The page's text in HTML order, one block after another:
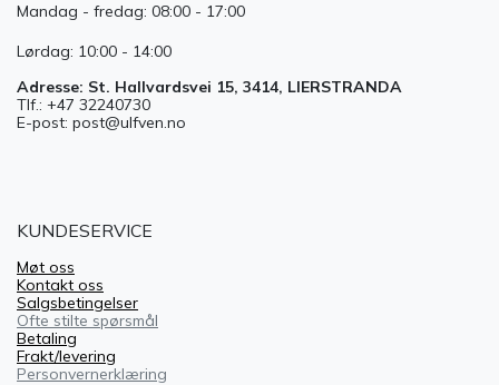
Mandag - fredag: 08:00 - 17:00
Lørdag: 10:00 - 14:00
Adresse: St. Hallvardsvei 15, 3414, LIERSTRANDA
Tlf.: +47 32240730
E-post: post@ulfven.no
KUNDESERVICE
Møt oss
Kontakt oss
Salgsbetingelser
Ofte stilte spørsmål
Betaling
Frakt/levering
Personvernerklæring